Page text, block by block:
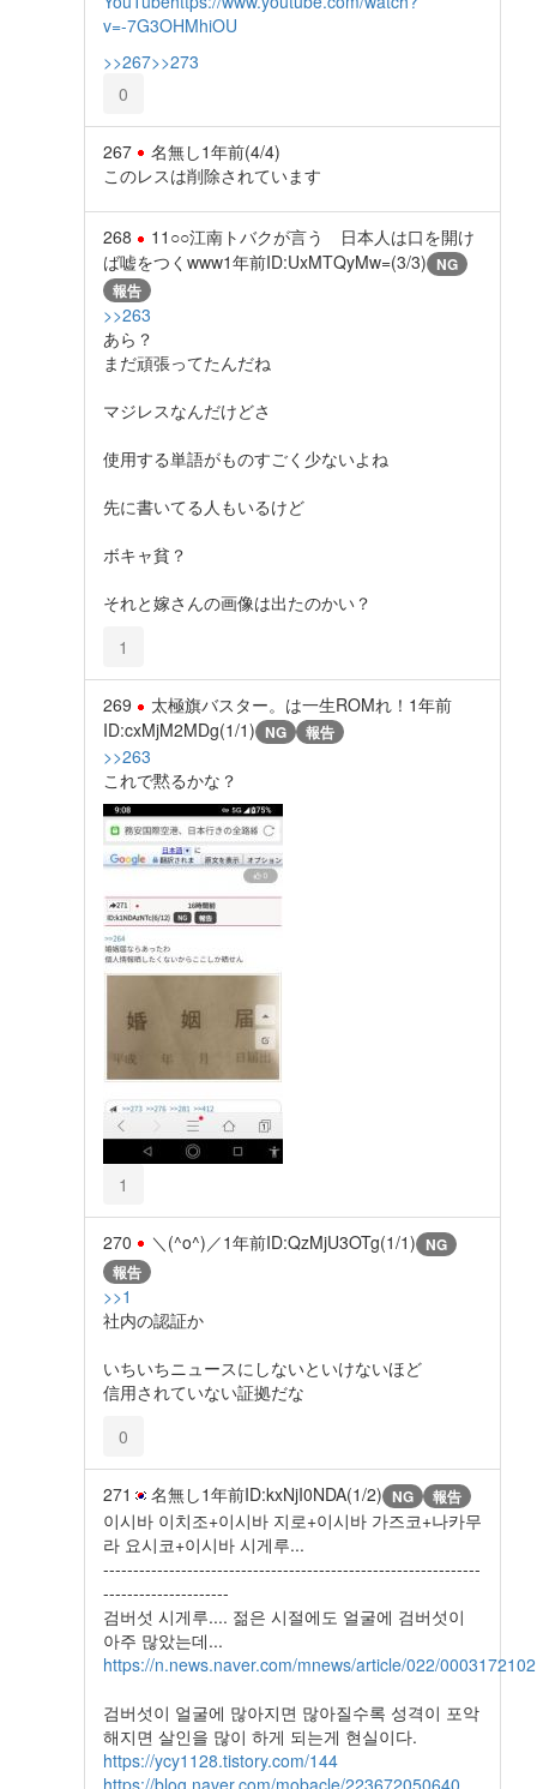
v=-7G3OHMhiOU
>>267>>273
0
267 名無し1年前(4/4)
このレスは削除されています
268
11○○江南トバクが言う 日本人は口を開け
ば嘘をつくwww1年前ID:UxMTQyMw=(3/3) NG
報告
>>263
あら？
まだ頑張ってたんだね
マジレスなんだけどさ
使用する単語がものすごく少ないよね
先に書いてる人もいるけど
ボキャ貧？
それと嫁さんの画像は出たのかい？
1
269 太極旗バスター。は一生ROMれ！ 1年前
ID:cxMjM2MDg(1/1) NG 報告
>>263
これで黙るかな？
1
270 ＼(^o^)／1年前ID:QzMjU3OTg(1/1) NG
報告
>>1
社内の認証か
いちいちニュースにしないといけないほど
信用されていない証拠だな
0
271 名無し1年前ID:kxNjI0NDA(1/2) NG 報告
이시바 이치조+이시바 지로+이시바 가즈코+나카무
라 요시코+이시바 시게루...
---------------------------------------------------------------
---------------------
검버섯 시게루.... 젊은 시절에도 얼굴에 검버섯이
아주 많았는데...
https://n.news.naver.com/mnews/article/022/0003172102
검버섯이 얼굴에 많아지면 많아질수록 성격이 포악
해지면 살인을 많이 하게 되는게 현실이다.
https://ycy1128.tistory.com/144
https://blog.naver.com/mobacle/223672050640